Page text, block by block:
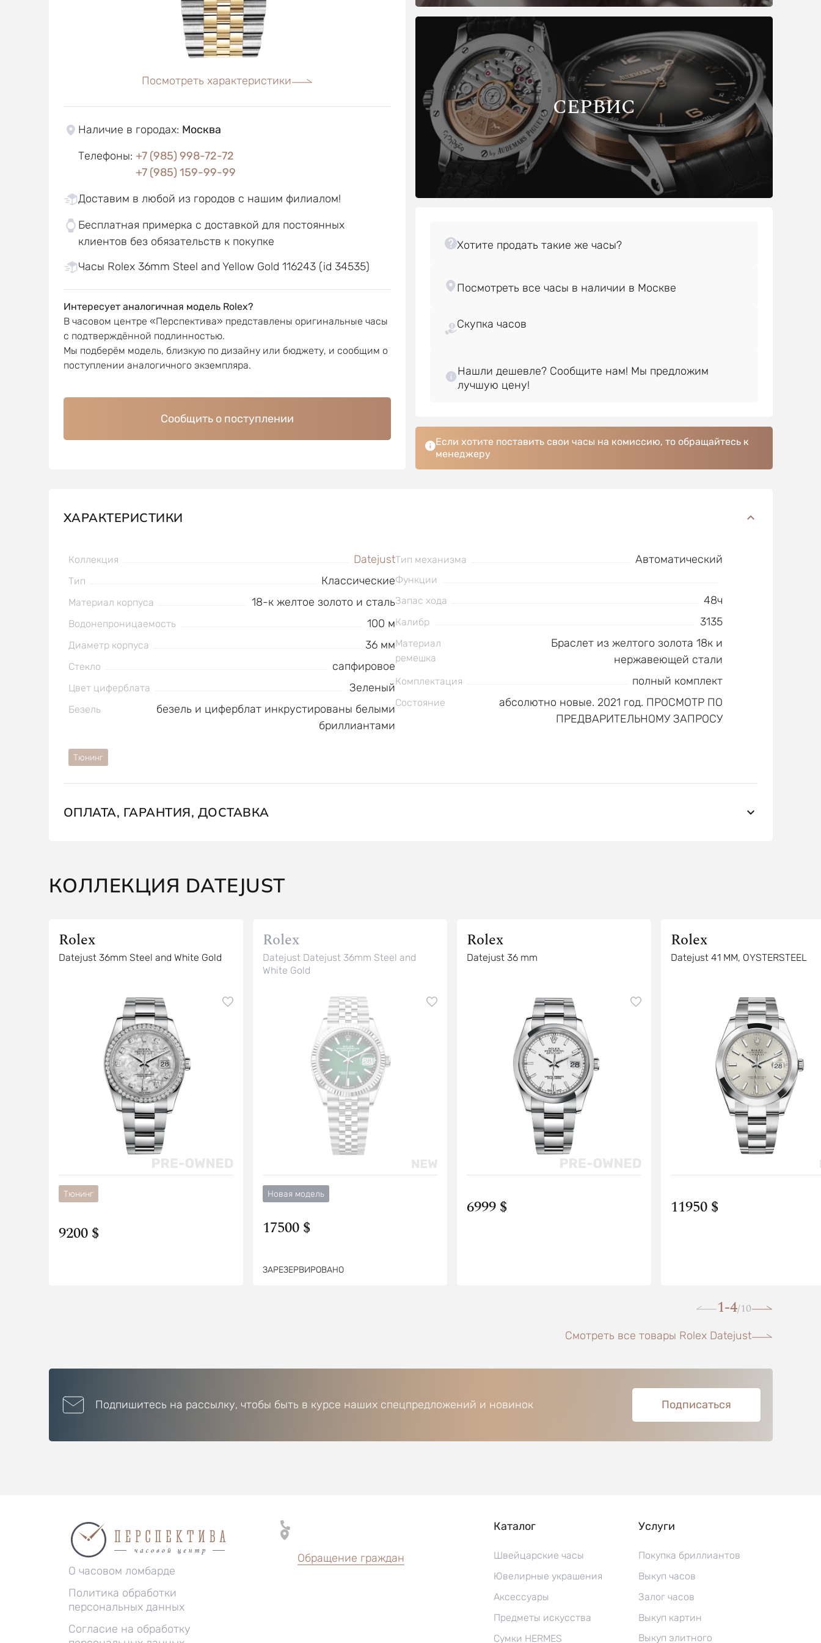
Посмотреть характеристики
Наличие в городах: Москва
Телефоны: +7 (985) 998-72-72
+7 (985) 159-99-99
Доставим в любой из городов с нашим филиалом!
Бесплатная примерка с доставкой для постоянных
клиентов без обязательств к покупке
Часы Rolex 36mm Steel and Yellow Gold 116243 (id 34535)
Интересует аналогичная модель Rolex?
В часовом центре «Перспектива» представлены оригинальные часы
с подтверждённой подлинностью.
Мы подберём модель, близкую по дизайну или бюджету, и сообщим о
поступлении аналогичного экземпляра.
Сообщить о поступлении
СЕРВИС
Скупка часов
Нашли дешевле? Сообщите нам! Мы предложим
Если хотите поставить свои часы на комиссию, то обращайтесь к
менеджеру
ХАРАКТЕРИСТИКИ
Коллекция Datejust
Тип Классические
Материал корпуса 18-к желтое золото и сталь
Водонепроницаемость 100 м
Диаметр корпуса 36 мм
Стекло сапфировое
Цвет циферблата Зеленый
Безель
безель и циферблат инкрустированы белыми
бриллиантами
Тип механизма Автоматический
Функции
Запас хода
48ч
Калибр 3135
Материал
ремешка
Браслет из желтого золота 18к и
нержавеющей стали
Комплектация полный комплект
Состояние
абсолютно новые. 2021 год. ПРОСМОТР ПО
ПРЕДВАРИТЕЛЬНОМУ ЗАПРОСУ
Тюнинг
ОПЛАТА, ГАРАНТИЯ, ДОСТАВКА
КОЛЛЕКЦИЯ DATEJUST
Rolex
Datejust 36mm Steel and White Gold
Тюнинг
9200 $
Rolex
Datejust Datejust 36mm Steel and
White Gold
Новая модель
17500 $
ЗАРЕЗЕРВИРОВАНО
Rolex
Datejust 36 mm
6999 $
Rolex
Datejust 41 MM, OYSTERSTEEL
11950 $
1-4/10
Смотреть все товары Rolex Datejust
Подпишитесь на рассылку, чтобы быть в курсе наших спецпредложений и новинок Подписаться
О часовом ломбарде
Политика обработки
персональных данных
Согласие на обработку
Обращение граждан
Каталог
Швейцарские часы
Ювелирные украшения
Аксессуары
Предметы искусства
Сумки HERMES
Услуги
Покупка бриллиантов
Выкуп часов
Залог часов
Выкуп картин
Выкуп элитного